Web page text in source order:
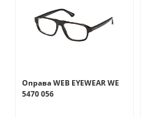
Оправа WEB EYEWEAR WE
5470 056